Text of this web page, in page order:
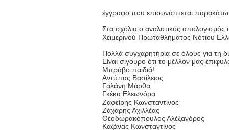
έγγραφο που επισυνάπτεται
Στα σχόλια ο αναλυτικός
Χειμερινού Πρωταθλήματος Νότιου
Πολλά συγχαρητήρια σε όλους για τη
Είναι σίγουρο ότι το μέλλον μας
Μπράβο παιδιά!
Αντύπας Βασίλειος
Γαλάνη Μάρθα
Γκέκα Ελεωνόρα
Ζαφείρης Κωνσταντίνος
Ζάχαρης Αχιλλέας
Θεοδωρακόπουλος Αλέξανδρος
Καζάνας Κωνσταντίνος